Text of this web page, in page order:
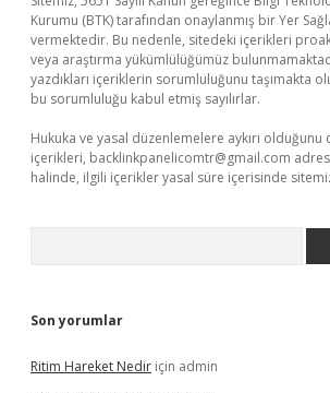
Kurumu (BTK) tarafından onaylanmış bir Yer
vermektedir. Bu nedenle, sitedeki içerikleri
veya araştırma yükümlülüğümüz
yazdıkları içeriklerin sorumluluğunu taşımakta
bu sorumluluğu kabul etmiş sayılırlar.
Hukuka ve yasal düzenlemelere aykırı
içerikleri, backlinkpanelicomtr@gmail.com
halinde, ilgili içerikler yasal süre içerisinde
Son yorumlar
Ritim Hareket Nedir için admin